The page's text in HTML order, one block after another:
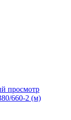
просмотр
660-2 (м)